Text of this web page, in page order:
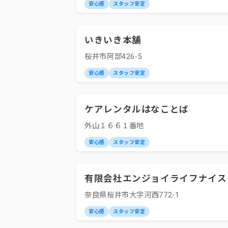
安心感 スタッフ安定
いきいき本舗
桜井市阿部426-5
安心感 スタッフ安定
ケアレンタルはなことば
外山１６６１番地
安心感 スタッフ安定
有限会社エンジョイライフナイ
奈良県桜井市大字河西772-1
安心感 スタッフ安定